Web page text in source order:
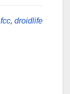
fcc, droidlife